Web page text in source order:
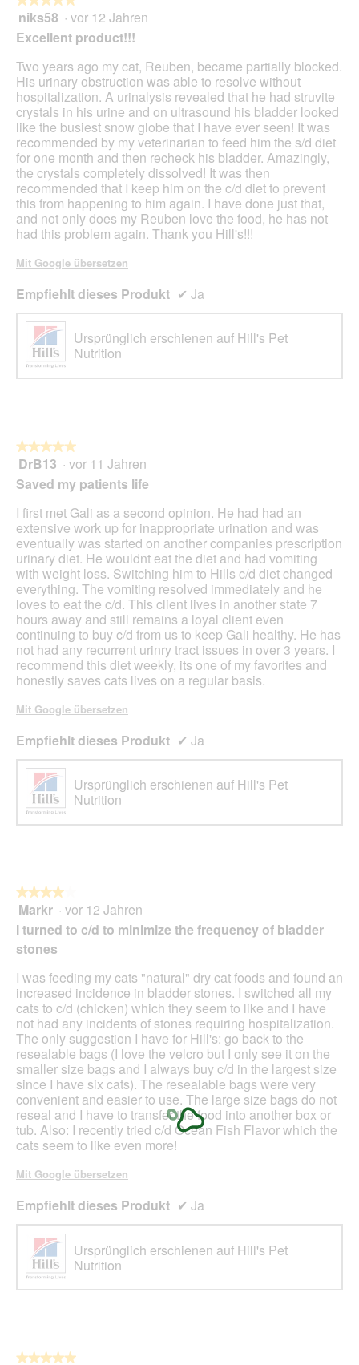
5
5
Sternen.
niks58 · vor 12 Jahren
Excellent product!!!
Two years ago my cat, Reuben, became partially blocked.
His urinary obstruction was able to resolve without
hospitalization. A urinalysis revealed that he had struvite
crystals in his urine and on ultrasound his bladder looked
like the busiest snow globe that I have ever seen! It was
recommended by my veterinarian to feed him the s/d diet
for one month and then recheck his bladder. Amazingly,
the crystals completely dissolved! It was then
recommended that I keep him on the c/d diet to prevent
this from happening to him again. I have done just that,
and not only does my Reuben love the food, he has not
had this problem again. Thank you Hill's!!!
Mit Google übersetzen
Empfiehlt dieses Produkt ✔ Ja
Ursprünglich erschienen auf Hill's Pet
Nutrition
★★★★★
★★★★★
5
5
Sternen.
DrB13 · vor 11 Jahren
Saved my patients life
I first met Gali as a second opinion. He had had an
extensive work up for inappropriate urination and was
eventually was started on another companies prescription
urinary diet. He wouldnt eat the diet and had vomiting
with weight loss. Switching him to Hills c/d diet changed
everything. The vomiting resolved immediately and he
loves to eat the c/d. This client lives in another state 7
hours away and still remains a loyal client even
continuing to buy c/d from us to keep Gali healthy. He has
not had any recurrent urinry tract issues in over 3 years. I
recommend this diet weekly, its one of my favorites and
honestly saves cats lives on a regular basis.
Mit Google übersetzen
Empfiehlt dieses Produkt ✔ Ja
Ursprünglich erschienen auf Hill's Pet
Nutrition
★★★★★
★★★★★
4
von
Sternen.
Markr · vor 12 Jahren
I turned to c/d to minimize the frequency of bladder
stones
I was feeding my cats "natural" dry cat foods and found an
increased incidence in bladder stones. I switched all my
cats to c/d (chicken) which they seem to like and I have
not had any incidents of stones requiring hospitalization.
The only suggestion I have for Hill's: go back to the
resealable bags (I love the velcro but I only see it on the
smaller size bags and I always buy c/d in the largest size
since I have six cats). The resealable bags were very
convenient and easier to use. The large size bags do not
reseal and I have to transfer the food into another box or
tub. Also: I recently tried c/d Ocean Fish Flavor which the
cats seem to like even more!
Mit Google übersetzen
Empfiehlt dieses Produkt ✔ Ja
Ursprünglich erschienen auf Hill's Pet
Nutrition
★★★★★
★★★★★